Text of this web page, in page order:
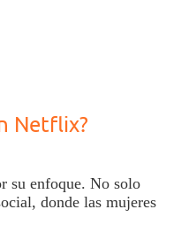
Netflix?
su enfoque. No solo
donde las mujeres